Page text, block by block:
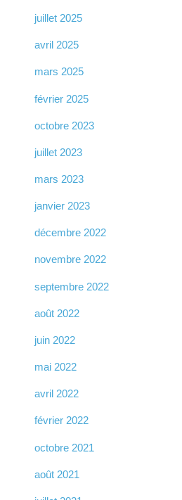
juillet 2025
avril 2025
mars 2025
février 2025
octobre 2023
juillet 2023
mars 2023
janvier 2023
décembre 2022
novembre 2022
septembre 2022
août 2022
juin 2022
mai 2022
avril 2022
février 2022
octobre 2021
août 2021